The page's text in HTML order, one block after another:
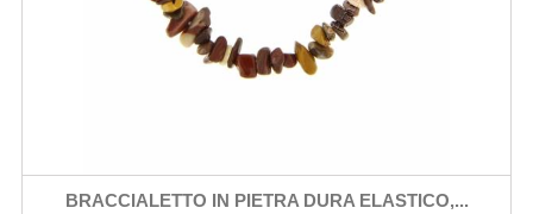
BRACCIALETTO IN PIETRA DURA ELASTICO,...